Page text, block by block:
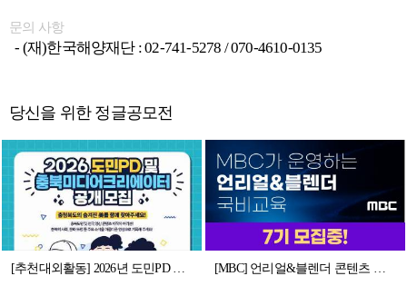
문의 사항
- (재)한국해양재단 : 02-741-5278 / 070-4610-0135
당신을 위한 정글공모전
[추천대외활동] 2026년 도민PD 및 충북미디어크리에이터 (~02.11.수 14시까지) [MBC] 언리얼&블렌더 콘텐츠 전문가 과정 7기 모집 (~7/29)